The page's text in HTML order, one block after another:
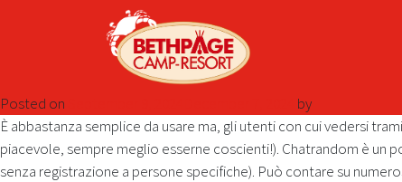
Posted on
by
È abbastanza semplice da usare ma, gli utenti con cui vedersi
piacevole, sempre meglio esserne coscienti!). Chatrandom è
senza registrazione a persone specifiche). Può contare su